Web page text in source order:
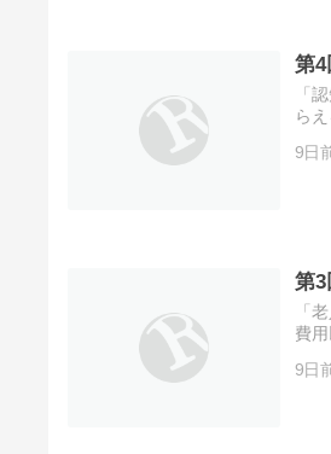
第
「
ら
9日
第3
「
費
9日